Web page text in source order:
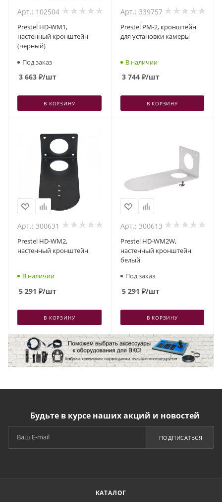
Арт.: 102504
Prestel HD-WM1,
настенный кронштейн
(черный)
Под заказ
3 663 ₽/шт
В КОРЗИНУ
Арт.: 339757
Prestel PM-2, кронштейн
для установки камеры
В наличии
3 744₽/шт
В КОРЗИНУ
Арт.: 300631
Prestel HD-WM2,
настенный кронштейн
В наличии
5 291 ₽/шт
В КОРЗИНУ
Арт.: 300613
Prestel HD-WM2W,
настенный кронштейн
белый
Под заказ
5 291 ₽/шт
В КОРЗИНУ
Будьте в курсе наших акций и новостей
ПОДПИСАТЬСЯ
КАТАЛОГ